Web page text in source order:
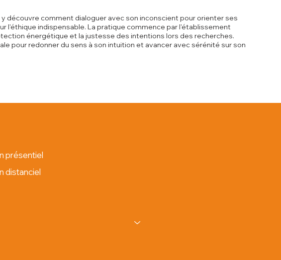
découvre comment dialoguer avec son inconscient pour orienter ses
l'éthique indispensable. La pratique commence par l'établissement
énergétique et la justesse des intentions lors des recherches.
pour redonner du sens à son intuition et avancer avec sérénité sur son
présentiel
distanciel